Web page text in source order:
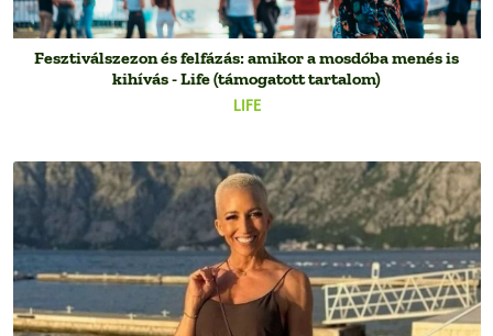
LIFE
Fesztiválszezon és felfázás: amikor a mosdóba menés is
kihívás - Life (támogatott tartalom)